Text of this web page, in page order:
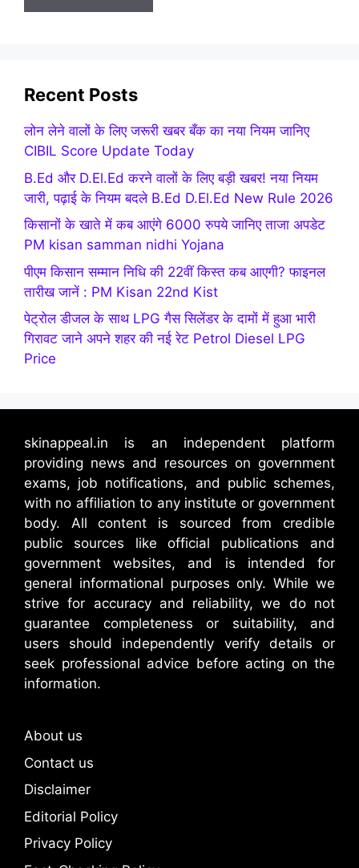
Recent Posts
लोन लेने वालों के लिए जरूरी खबर बँक का नया नियम जानिए
CIBIL Score Update Today
B.Ed और D.El.Ed करने वालों के लिए बड़ी खबर! नया नियम
जारी, पढ़ाई के नियम बदले B.Ed D.El.Ed New Rule 2026
किसानों के खाते में कब आएंगे 6000 रुपये जानिए ताजा अपडेट
PM kisan samman nidhi Yojana
पीएम किसान सम्मान निधि की 22वीं किस्त कब आएगी? फाइनल
तारीख जानें : PM Kisan 22nd Kist
पेट्रोल डीजल के साथ LPG गैस सिलेंडर के दामों में हुआ भारी
गिरावट जाने अपने शहर की नई रेट Petrol Diesel LPG
Price
skinappeal.in is an independent platform
providing news and resources on government
exams, job notifications, and public schemes,
with no affiliation to any institute or government
body. All content is sourced from credible
public sources like official publications and
government websites, and is intended for
general informational purposes only. While we
strive for accuracy and reliability, we do not
guarantee completeness or suitability, and
users should independently verify details or
seek professional advice before acting on the
information.
About us
Contact us
Disclaimer
Editorial Policy
Privacy Policy